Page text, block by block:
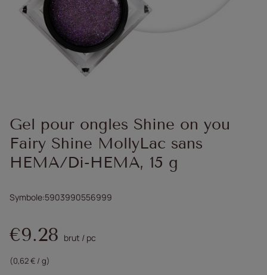
Gel pour ongles Shine on you
Fairy Shine MollyLac sans
HEMA/Di-HEMA, 15 g
Symbole 5903990556999
€9.28 brut / pc
(0,62 € / g)